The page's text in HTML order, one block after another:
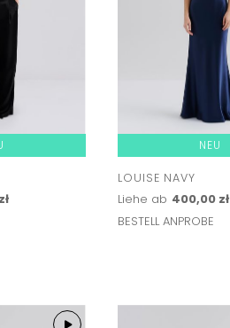
NEU
LOUISE NAVY
Liehe ab 400,00 zł
BESTELL ANPROBE